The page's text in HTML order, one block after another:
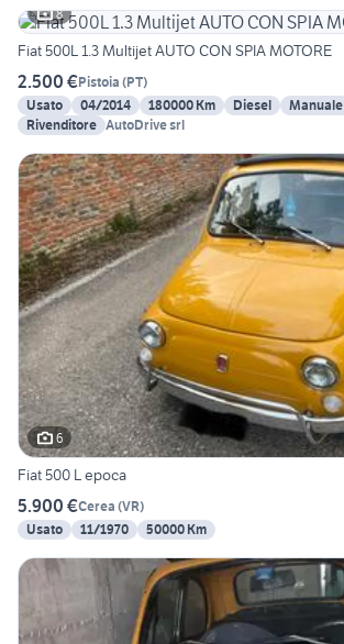
8
Fiat 500L 1.3 Multijet AUTO CON SPIA MOTORE
2.500 €Pistoia (PT)
Usato
04/2014 180000 Km Diesel Manuale
Rivenditore AutoDrive srl
6
Fiat 500 L epoca
5.900 €Cerea (VR)
Usato
11/1970 50000 Km